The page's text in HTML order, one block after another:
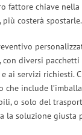
fattore chiave
più costerà spostarle.
con diversi
e ai servizi richiesti.
che include
o solo del
la soluzione giusta